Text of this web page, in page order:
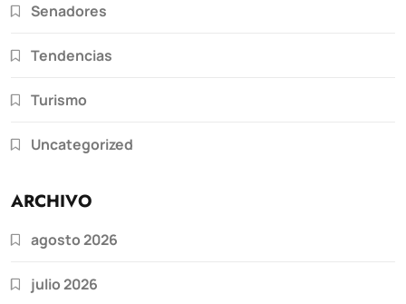
Senadores
Tendencias
Turismo
Uncategorized
ARCHIVO
agosto 2026
julio 2026